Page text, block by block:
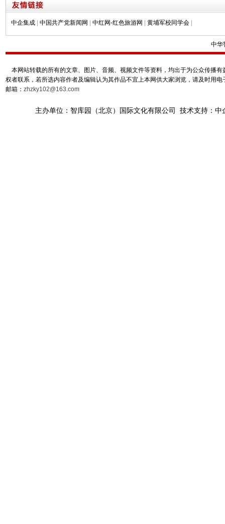
中企集成 中国共产党新闻网 中红网-红色旅游网 黄埔军校同学会
中华
本网站转载的所有的文章、图片、音频、视频文件等资料，均出于为公众传播
权者联系，若所选内容作者及编辑认为其作品不宜上本网供大家浏览，请及时用
邮箱： zhzky102@163.com
主办单位：智库园（北京）国际文化有限公司 技术支持：